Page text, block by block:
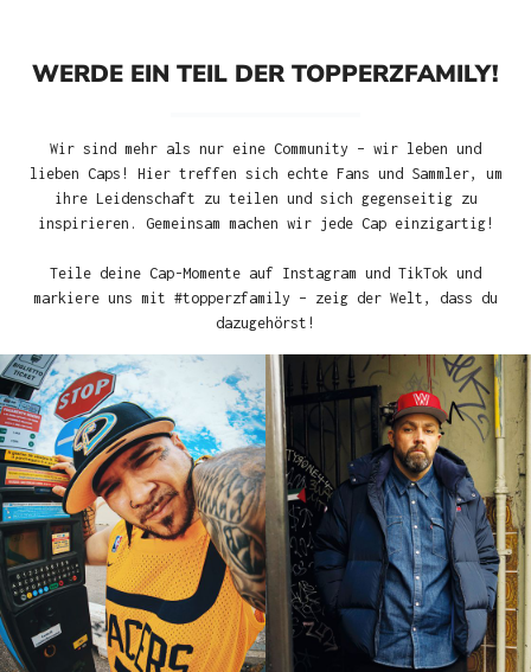
WERDE EIN TEIL DER TOPPERZFAMILY!
Wir sind mehr als nur eine Community – wir leben und
lieben Caps! Hier treffen sich echte Fans und Sammler, um
ihre Leidenschaft zu teilen und sich gegenseitig zu
inspirieren. Gemeinsam machen wir jede Cap einzigartig!
Teile deine Cap-Momente auf Instagram und TikTok und
markiere uns mit #topperzfamily – zeig der Welt, dass du
dazugehörst!